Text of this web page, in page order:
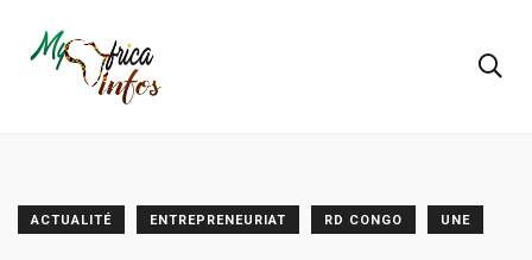
ACTUALITÉ ENTREPRENEURIAT RD CONGO UNE